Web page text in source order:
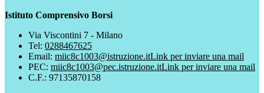
Istituto Comprensivo Borsi
Via Viscontini 7 - Milano
Tel: 0288467625
Email: miic8c1003@istruzione.itLink per inviare una mail
PEC: miic8c1003@pec.istruzione.itLink per inviare una mail
C.F.: 97135870158